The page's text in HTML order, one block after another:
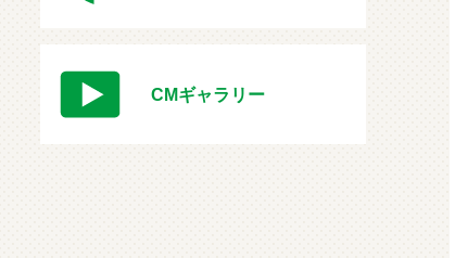
CMギャラリー